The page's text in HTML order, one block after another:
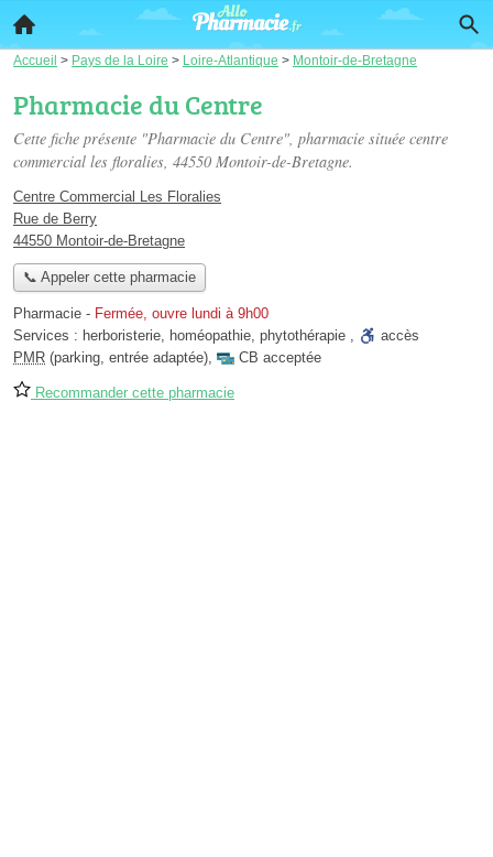
Accueil > Pays de la Loire > Loire-Atlantique > Montoir-de-Bretagne
Pharmacie du Centre
Cette fiche présente "Pharmacie du Centre", pharmacie située centre
commercial les floralies, 44550 Montoir-de-Bretagne.
Centre Commercial Les Floralies
Rue de Berry
44550 Montoir-de-Bretagne
📞 Appeler cette pharmacie
Pharmacie - Fermée, ouvre lundi à 9h00
Services : herboristerie, homéopathie, phytothérapie ,
accès
PMR (parking, entrée adaptée), CB acceptée
Recommander cette pharmacie